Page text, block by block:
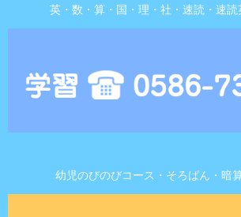
英・数・算・国・理・社・速読・速
幼児のびのびコース・そろばん・暗